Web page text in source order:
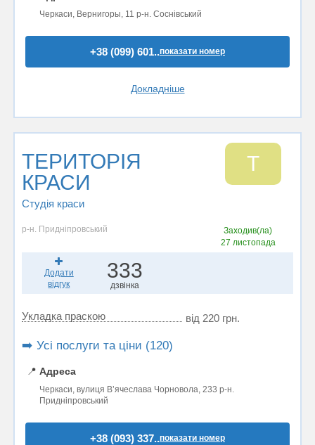
Черкаси, Вернигоры, 11 р-н. Соснівський
+38 (099) 601..показати номер
Докладніше
ТЕРИТОРІЯ
КРАСИ
Студія краси
Т
р-н. Придніпровський
Заходив(ла)
27 листопада
Додати
відгук
333
дзвінка
Укладка праскою від 220 грн.
➡️ Усі послуги та ціни (120)
📍 Адреса
Черкаси, вулиця Вʼячеслава Чорновола, 233 р-н.
Придніпровський
+38 (093) 337..показати номер